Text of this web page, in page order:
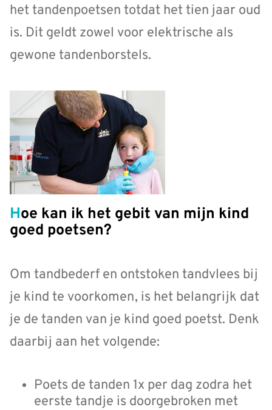
het tandenpoetsen totdat het tien jaar oud
is. Dit geldt zowel voor elektrische als
gewone tandenborstels.
Hoe kan ik het gebit van mijn kind
goed poetsen?
Om tandbederf en ontstoken tandvlees bij
je kind te voorkomen, is het belangrijk dat
je de tanden van je kind goed poetst. Denk
daarbij aan het volgende:
Poets de tanden 1x per dag zodra het
eerste tandje is doorgebroken met